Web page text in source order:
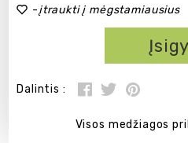
-įtraukti į mėgstamiausius
Dalintis :
Visos medžiagos